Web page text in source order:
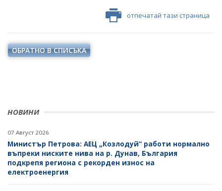
НОВИНИ
07 Август 2026
Министър Петрова: АЕЦ „Козлодуй“ работи нормално
въпреки ниските нива на р. Дунав, България
подкрепя региона с рекорден износ на
електроенергия
отпечатай тази страница
ОБРАТНО В СПИСЪКА